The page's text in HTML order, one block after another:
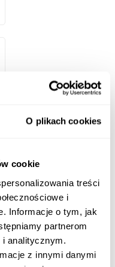
O plikach cookies
cookie
treści
i
Informacje o tym, jak
partnerom
analitycznym.
z innymi danymi